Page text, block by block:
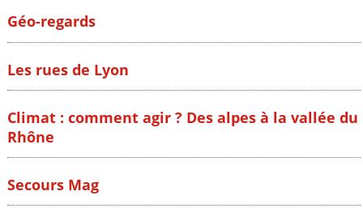
Géo-regards
Les rues de Lyon
Climat : comment agir ? Des alpes à la vallée du
Rhône
Secours Mag